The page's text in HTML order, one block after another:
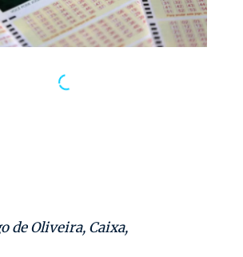
de Oliveira, Caixa,